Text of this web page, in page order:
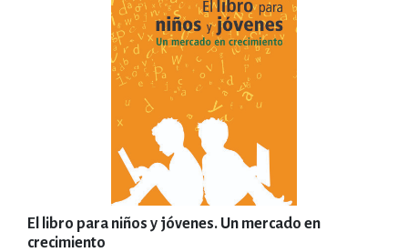
El libro para niños y jóvenes. Un mercado en
crecimiento